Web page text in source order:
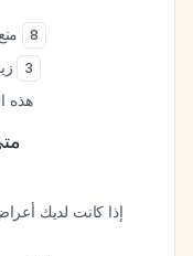
8
3
هذه
إذا كانت لديك